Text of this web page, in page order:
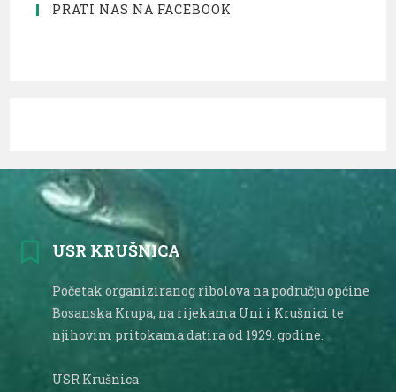
PRATI NAS NA FACEBOOK
USR KRUŠNICA
Početak organiziranog ribolova na području općine
Bosanska Krupa, na rijekama Uni i Krušnici te
njihovim pritokama datira od 1929. godine.
USR Krušnica